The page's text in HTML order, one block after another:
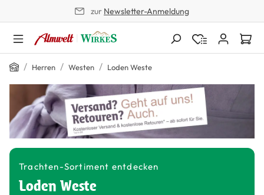
zur Newsletter-Anmeldung
Home
/ Herren / Westen / Loden Weste
Trachten-Sortiment entdecken
Loden Weste